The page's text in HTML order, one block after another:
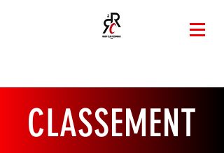
CLASSEMENT